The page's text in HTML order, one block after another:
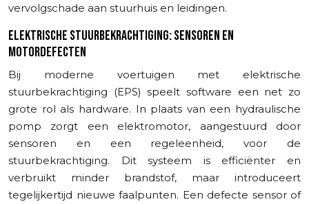
vervolgschade aan stuurhuis en leidingen.
ELEKTRISCHE STUURBEKRACHTIGING: SENSOREN EN
MOTORDEFECTEN
Bij moderne voertuigen met elektrische
stuurbekrachtiging (EPS) speelt software een net zo
grote rol als hardware. In plaats van een hydraulische
pomp zorgt een elektromotor, aangestuurd door
sensoren en een regeleenheid, voor de
stuurbekrachtiging. Dit systeem is efficiënter en
verbruikt minder brandstof, maar introduceert
tegelijkertijd nieuwe faalpunten. Een defecte sensor of